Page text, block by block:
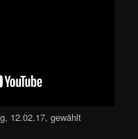
12.02.17, gewählt